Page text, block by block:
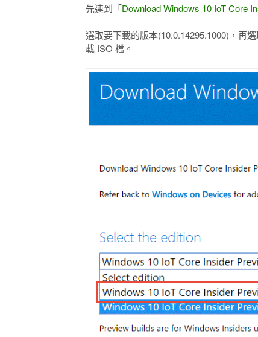
先連到「Download Windows 10 IoT Core
選取要下載的版本(10.0.14295.1000)，再
載 ISO 檔。